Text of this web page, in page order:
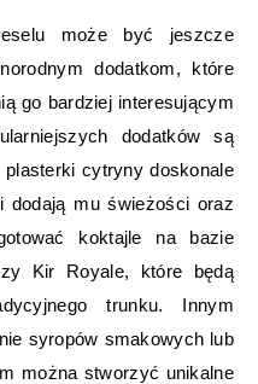
może być jeszcze
dodatkom, które
go bardziej interesującym
dodatków są
cytryny doskonale
dodają mu świeżości oraz
koktajle na bazie
Kir Royale, które będą
trunku. Innym
syropów smakowych lub
można stworzyć unikalne